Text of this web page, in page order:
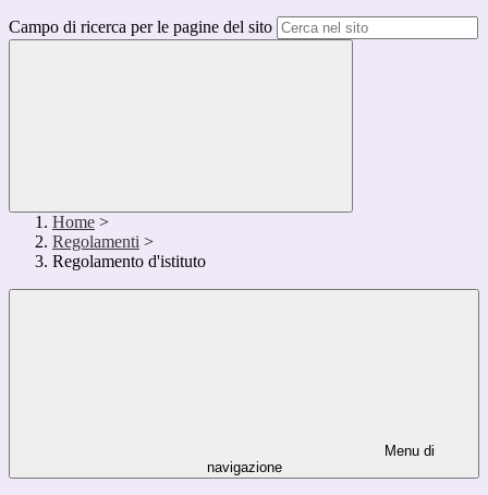
Campo di ricerca per le pagine del sito
Home >
Regolamenti >
Regolamento d'istituto
Menu di
navigazione